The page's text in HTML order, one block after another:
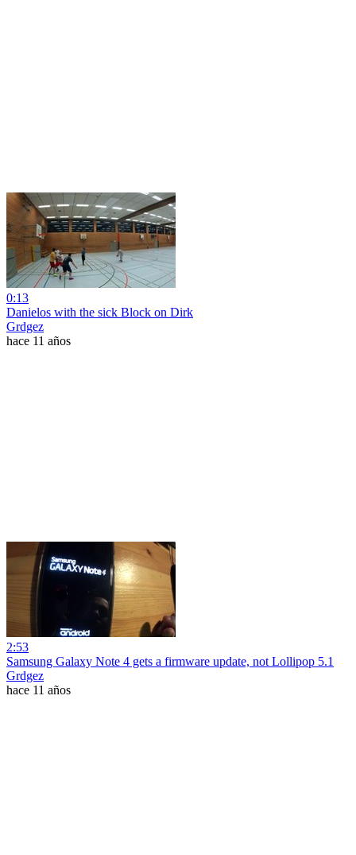
0:13
Danielos with the sick Block on Dirk
Grdgez
hace 11 años
2:53
Samsung Galaxy Note 4 gets a firmware update, not Lollipop 5.1
Grdgez
hace 11 años